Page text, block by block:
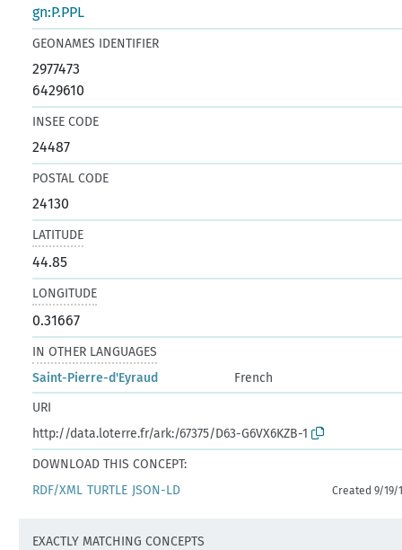
gn:P.PPL
GEONAMES IDENTIFIER
2977473
6429610
INSEE CODE
24487
POSTAL CODE
24130
LATITUDE
44.85
LONGITUDE
0.31667
IN OTHER LANGUAGES
Saint-Pierre-d'Eyraud
French
URI
http://data.loterre.fr/ark:/67375/D63-G6VX6KZB-1
DOWNLOAD THIS CONCEPT:
RDF/XML TURTLE JSON-LD Created 9/19/
EXACTLY MATCHING CONCEPTS